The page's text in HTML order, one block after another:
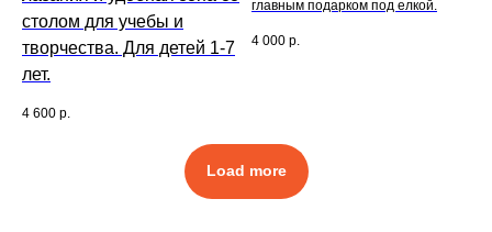
столом для учебы и
творчества. Для детей 1-7
лет.
4 600 р.
главным подарком под елкой.
4 000 р.
Load more